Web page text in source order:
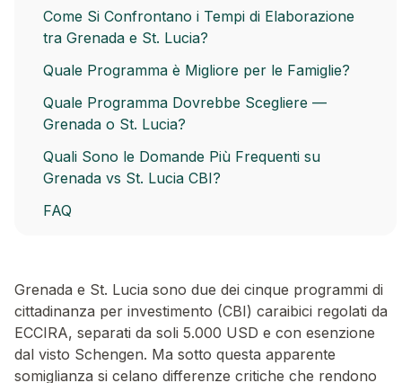
Come Si Confrontano i Tempi di Elaborazione
tra Grenada e St. Lucia?
Quale Programma è Migliore per le Famiglie?
Quale Programma Dovrebbe Scegliere —
Grenada o St. Lucia?
Quali Sono le Domande Più Frequenti su
Grenada vs St. Lucia CBI?
FAQ
Grenada e St. Lucia sono due dei cinque programmi di
cittadinanza per investimento (CBI) caraibici regolati da
ECCIRA, separati da soli 5.000 USD e con esenzione
dal visto Schengen. Ma sotto questa apparente
somiglianza si celano differenze critiche che rendono